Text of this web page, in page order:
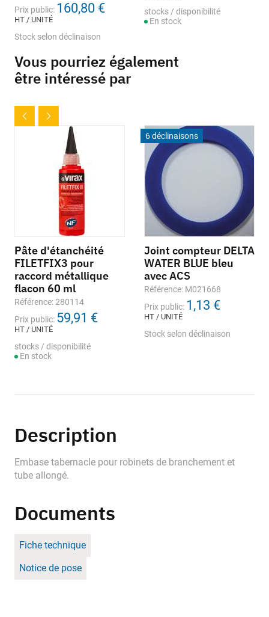
Prix public: 160,80 €
HT / UNITÉ
Stock selon déclinaison
stocks / disponibilité
En stock
Vous pourriez également
être intéressé par
Pâte d'étanchéité
FILETFIX3 pour
raccord métallique
flacon 60 ml
Référence: 280114
Prix public: 59,91 €
HT / UNITÉ
stocks / disponibilité
En stock
6 déclinaisons
Joint compteur DELTA
WATER BLUE bleu
avec ACS
Référence: M021668
Prix public: 1,13 €
HT / UNITÉ
Stock selon déclinaison
Description
Embase tabernacle pour robinets de branchement et
tube allongé.
Documents
Fiche technique
Notice de pose